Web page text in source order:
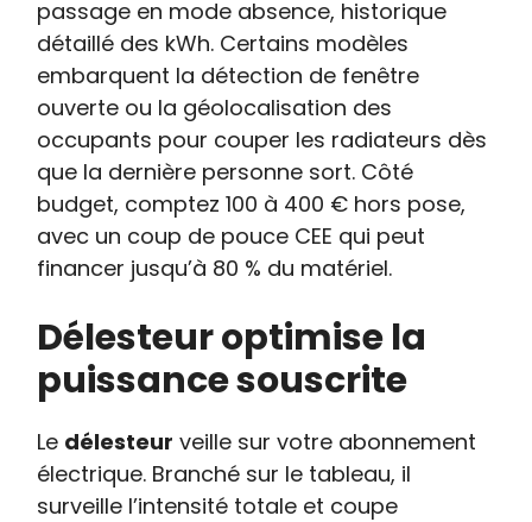
passage en mode absence, historique
détaillé des kWh. Certains modèles
embarquent la détection de fenêtre
ouverte ou la géolocalisation des
occupants pour couper les radiateurs dès
que la dernière personne sort. Côté
budget, comptez 100 à 400 € hors pose,
avec un coup de pouce CEE qui peut
financer jusqu’à 80 % du matériel.
Délesteur optimise la
puissance souscrite
Le délesteur veille sur votre abonnement
électrique. Branché sur le tableau, il
surveille l’intensité totale et coupe